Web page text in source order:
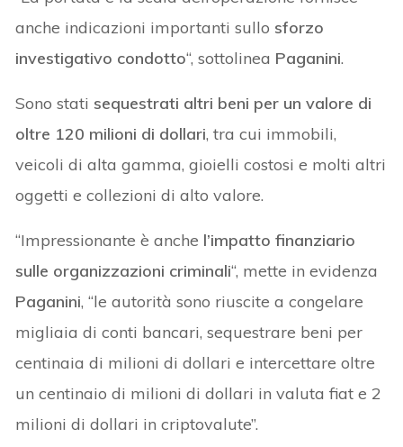
anche indicazioni importanti sullo sforzo
investigativo condotto“, sottolinea Paganini.
Sono stati sequestrati altri beni per un valore di
oltre 120 milioni di dollari, tra cui immobili,
veicoli di alta gamma, gioielli costosi e molti altri
oggetti e collezioni di alto valore.
“Impressionante è anche l’impatto finanziario
sulle organizzazioni criminali“, mette in evidenza
Paganini, “le autorità sono riuscite a congelare
migliaia di conti bancari, sequestrare beni per
centinaia di milioni di dollari e intercettare oltre
un centinaio di milioni di dollari in valuta fiat e 2
milioni di dollari in criptovalute”.